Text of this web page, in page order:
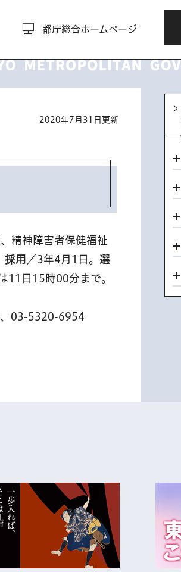
都庁総合ホームページ
2020年7月31日更新
精神障害者保健福祉
採用 ／3年4月1日。 選
11日15時00分まで。
03-5320-6954